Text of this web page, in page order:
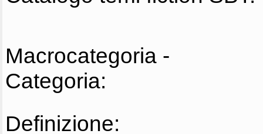
Macrocategoria -
Categoria:
Definizione: